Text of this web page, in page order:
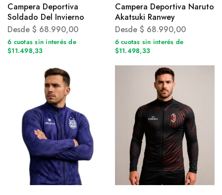
Campera Deportiva
Soldado Del Invierno
Desde $ 68.990,00
6 cuotas sin interés de
$11.498,33
Campera Deportiva Naruto
Akatsuki Ranwey
Desde $ 68.990,00
6 cuotas sin interés de
$11.498,33